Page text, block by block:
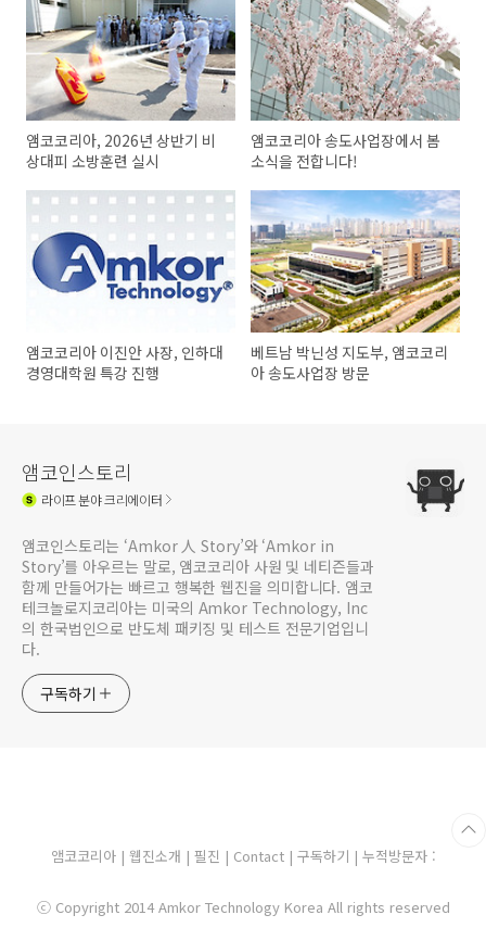
앰코코리아, 2026년 상반기 비
상대피 소방훈련 실시
앰코코리아 송도사업장에서 봄
소식을 전합니다!
앰코코리아 이진안 사장, 인하대
경영대학원 특강 진행
베트남 박닌성 지도부, 앰코코리
아 송도사업장 방문
앰코인스토리
라이프분야 크리에이터
앰코인스토리는 ‘Amkor 人 Story’와 ‘Amkor in
Story’를 아우르는 말로, 앰코코리아 사원 및 네티즌들과
함께 만들어가는 빠르고 행복한 웹진을 의미합니다. 앰코
테크놀로지코리아는 미국의 Amkor Technology, Inc
의 한국법인으로 반도체 패키징 및 테스트 전문기업입니
다.
구독하기
앰코코리아| 웹진소개 | 필진 | Contact | 구독하기 | 누적방문자 :
ⓒ Copyright 2014 Amkor Technology Korea All rights reserved